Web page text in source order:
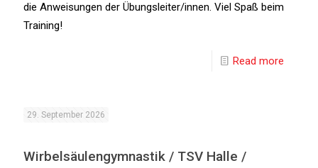
die Anweisungen der Übungsleiter/innen. Viel Spaß beim
Training!
Read more
29. September 2026
Wirbelsäulengymnastik / TSV Halle /